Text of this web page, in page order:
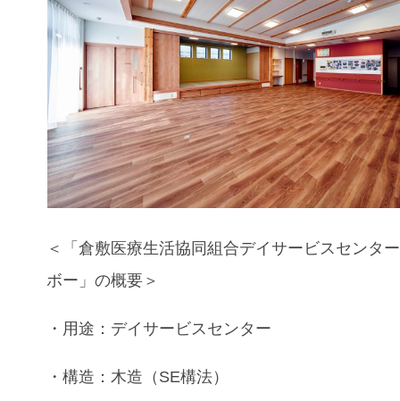
＜「倉敷医療生活協同組合デイサービスセンタ
ボー」の概要＞
・用途： デイサービスセンター
・構造：木造（SE構法）